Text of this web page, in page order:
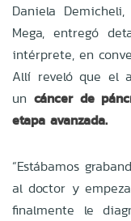
Daniela
Mega, entregó
intérprete, en
Allí reveló que el
un cáncer de
etapa avanzada.
“Estábamos
al doctor y
finalmente le